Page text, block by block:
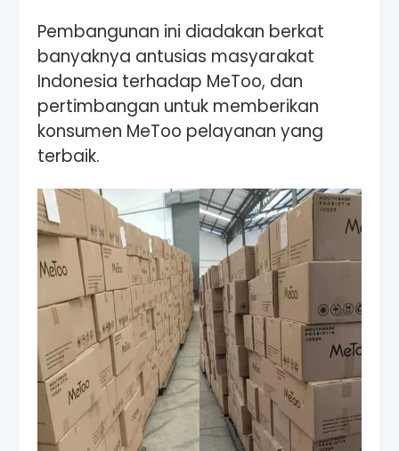
Pembangunan ini diadakan berkat
banyaknya antusias masyarakat
Indonesia terhadap MeToo, dan
pertimbangan untuk memberikan
konsumen MeToo pelayanan yang
terbaik.